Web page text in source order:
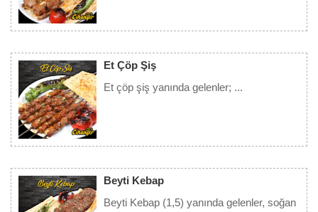
Detay
Detay
Et Çöp Şiş
Et çöp şiş yanında gelenler; ...
Beyti Kebap
Beyti Kebap (1,5) yanında gelenler, soğan